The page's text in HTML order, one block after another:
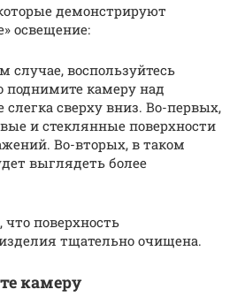
демонстрируют
освещение:
воспользуйтесь
камеру над
сверху вниз. Во-первых,
и стеклянные поверхности
Во-вторых, в таком
выглядеть более
что поверхность
тщательно очищена.
камеру